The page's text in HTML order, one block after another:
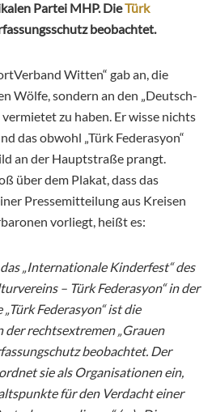
Partei MHP. DieTürk
beobachtet.
Witten“ gab an, die
Wölfe, sondern an den „Deutsch-
zu haben. Er wisse nichts
das obwohl „Türk Federasyon“
an der Hauptstraße prangt.
über dem Plakat, dass das
Pressemitteilung aus Kreisen
vorliegt, heißt es:
„Internationale Kinderfest“ des
– Türk Federasyon“ in der
Federasyon“ ist die
rechtsextremen „Grauen
beobachtet. Der
sie als Organisationen ein,
für den Verdacht einer